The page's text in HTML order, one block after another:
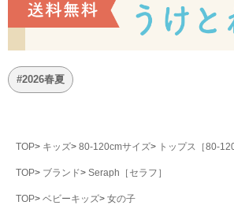
#2026春夏
TOP キッズ 80-120cmサイズ トップス［80-
TOP ブランド Seraph［セラフ］
TOP ベビーキッズ 女の子